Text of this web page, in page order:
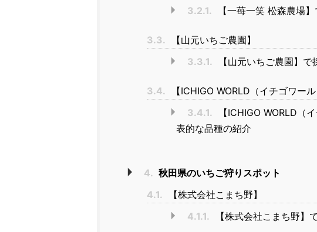
3.2.1.
【一苺一笑 松森農場
3.3.
【山元いちご農園】
3.3.1.
【山元いちご農園】
3.4.
【ICHIGO WORLD（イチゴワール
3.4.1.
【ICHIGO WORLD（
表的な品種の紹介
4. 秋田県のいちご狩りスポット
4.1.
【株式会社こまち野】
4.1.1.
【株式会社こまち野】